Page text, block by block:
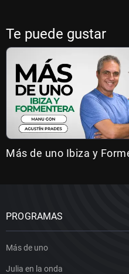
Te puede gustar
Más de uno Ibiza y
PROGRAMAS
Más de uno
Julia en la onda